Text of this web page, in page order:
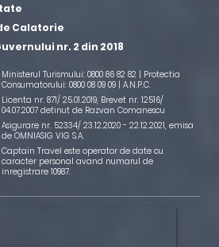
Calatorie
nr. 2 din 2018
Ministerul Turismului: 0800 86 82 82 | Protectia
Consumatorului: 0800 08 09 09 | A.N.P.C.
Licenta nr. 871/ 25.01.2019, Brevet nr. 12516/
04.07.2007 detinut de Razvan Comanescu
Asigurare nr. 52334/ 23.12.2020 - 22.12.2021, emisa
de OMNIASIG VIG S.A.
Captain Travel este operator de date cu
caracter personal avand numarul de
inregistrare 10987.